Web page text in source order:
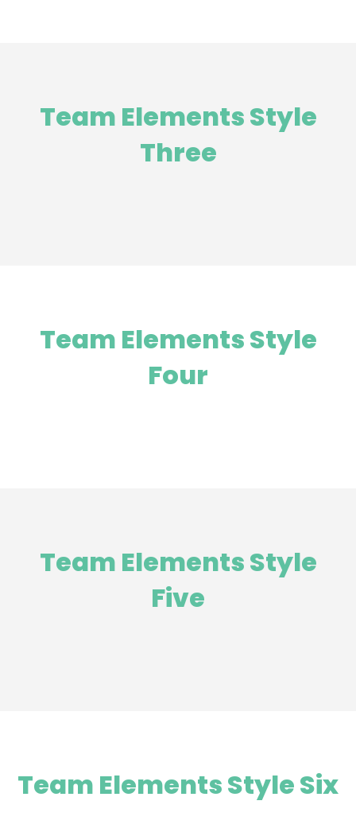
Team Elements Style
Three
Team Elements Style
Four
Team Elements Style
Five
Team Elements Style Six